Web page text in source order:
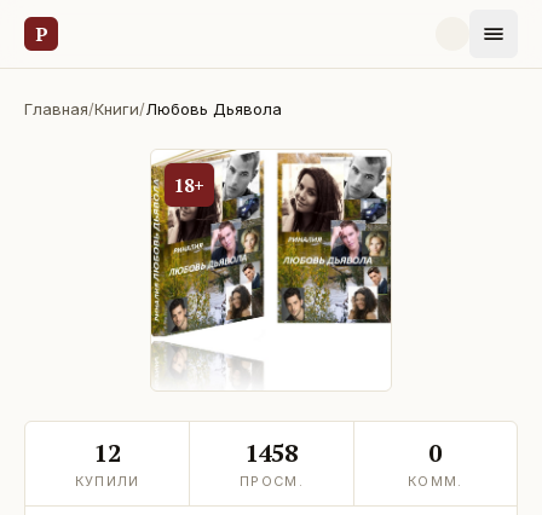
Р
Главная/Книги/Любовь Дьявола
18+
12
КУПИЛИ
1458
ПРОСМ.
0
КОММ.